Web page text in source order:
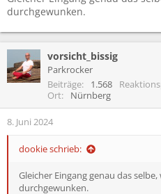
durchgewunken.
vorsicht_bissig
Parkrocker
Beiträge
1.568
Ort
Nürnberg
8. Juni 2024
dookie schrieb:
Gleicher Eingang genau das
durchgewunken.